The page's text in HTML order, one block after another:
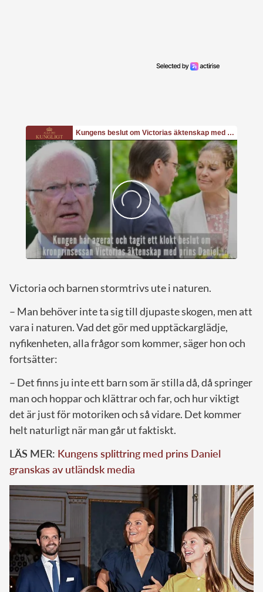
Victoria och barnen stormtrivs ute i naturen.
– Man behöver inte ta sig till djupaste skogen, men att
vara i naturen. Vad det gör med upptäckarglädje,
nyfikenheten, alla frågor som kommer, säger hon och
fortsätter:
– Det finns ju inte ett barn som är stilla då, då springer
man och hoppar och klättrar och far, och hur viktigt
det är just för motoriken och så vidare. Det kommer
helt naturligt när man går ut faktiskt.
LÄS MER: Kungens splittring med prins Daniel
granskas av utländsk media